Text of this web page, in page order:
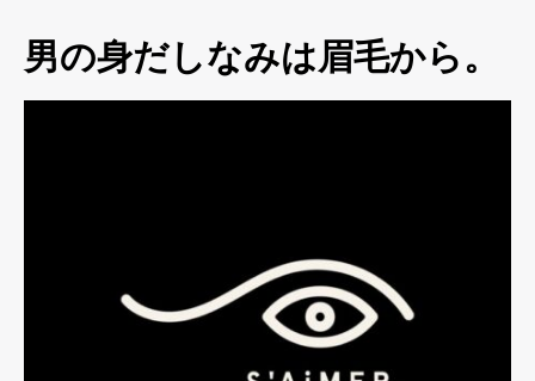
男の身だしなみは眉毛から。